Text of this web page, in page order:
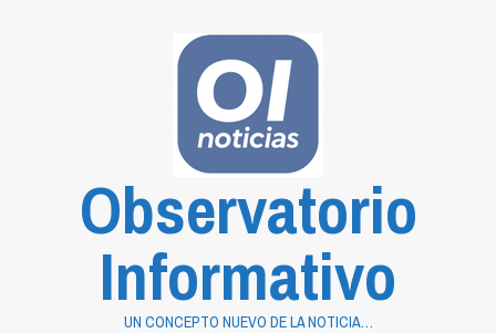
Observatorio
Informativo
UN CONCEPTO NUEVO DE LA NOTICIA…